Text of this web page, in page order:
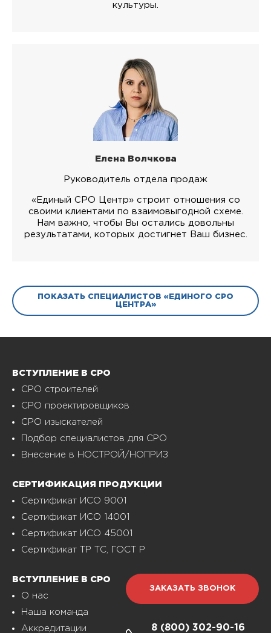
культуры.
Елена Волчкова
Руководитель отдела продаж
«Единый СРО Центр» строит отношения со
своими клиентами по взаимовыгодной схеме.
Нам важно, чтобы Вы остались довольны
результатами, которых достигнет Ваш бизнес.
ПОКАЗАТЬ СПЕЦИАЛИСТОВ «ЕДИНОГО СРО
ЦЕНТРА»
ВСТУПЛЕНИЕ В СРО
СРО строителей
СРО проектировщиков
СРО изыскателей
Подбор специалистов для СРО
Внесение в НОСТРОЙ/НОПРИЗ
СЕРТИФИКАЦИЯ ПРОДУКЦИИ
Сертификат ИСО 9001
Сертификат ИСО 14001
Сертификат ИСО 45001
Сертификат ТР ТС, ГОСТ Р
ВСТУПЛЕНИЕ В СРО
О нас
Наша команда
Аккредитации
ЗАКАЗАТЬ ЗВОНОК
8 (800) 302-90-16